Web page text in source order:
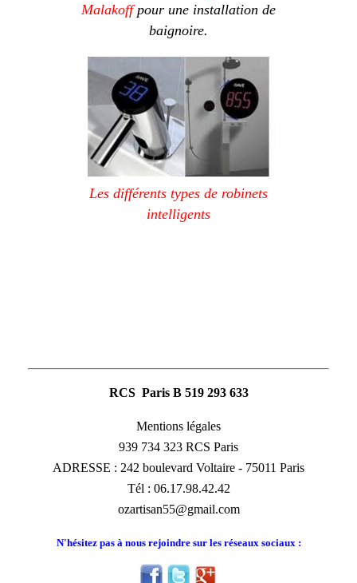
Malakoffpour une installation de
baignoire.
Les différents types de robinets
intelligents
RCS Paris B 519 293 633
Mentions légales
939 734 323 RCS Paris
ADRESSE : 242 boulevard Voltaire - 75011 Paris
Tél : 06.17.98.42.42
ozartisan55@gmail.com
N'hésitez pas à nous rejoindre sur les réseaux sociaux :